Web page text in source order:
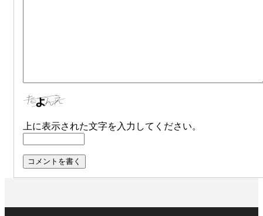
上に表示された文字を入力してください。